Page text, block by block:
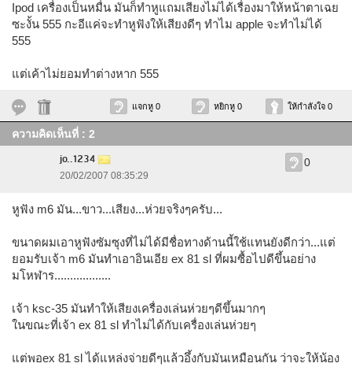
Ipod เครื่องเป็นหมื่น มันก็ทำหูแถมเสียงไม่ได้เรื่องมาให้หน้าตาเฉย
ซะงั้น 555 กะอีแค่จะทำหูฟังให้เสียงดีๆ ทำไม apple จะทำไม่ได้
555
แต่เค้าไม่ยอมทำต่างหาก 555
แจกหู 0 หยิกหู 0 ให้กำลังใจ 0
ความคิดเห็นที่ : 2
jo..1234
20/02/2007 08:35:29
0
หูฟัง m6 มัน...ขาว...เสียง...ห่วยจริงๆครับ...
ขนาดผมเอาหูฟังซัมซุงที่ไม่ได้มีชื่อทางด้านนี้ใช้แทนยังดีกว่า...แต่
ยอมรับเจ้า m6 มันทำเอาอินเอีย ex 81 sl ที่ผมซื้อไปดีขึ้นอย่าง
มโหฬาร..................
เจ้า ksc-35 มันทำให้เสียงเครื่องเล่นห่วยๆดีขึ้นมากๆ
ในขณะที่เจ้า ex 81 sl ทำไม่ได้กับเครื่องเล่นห่วยๆ
แต่พอex 81 sl ได้แหล่งจ่ายดีๆแล้วอึ้งกับมันเหมือนกัน ว่าจะให้น้อง